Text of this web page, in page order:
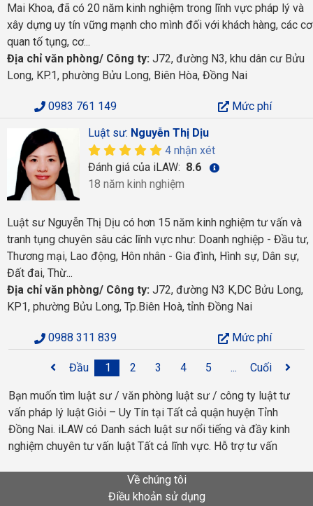
Mai Khoa, đã có 20 năm kinh nghiệm trong lĩnh vực pháp lý và
xây dựng uy tín vững mạnh cho mình đối với khách hàng, các cơ
quan tố tụng, cơ...
Địa chỉ văn phòng/ Công ty: J72, đường N3, khu dân cư Bửu
Long, KP.1, phường Bửu Long, Biên Hòa, Đồng Nai
0983 761 149
Mức phí
Luật sư: Nguyễn Thị Dịu
4 nhận xét
Đánh giá của iLAW: 8.6
18 năm kinh nghiệm
Luật sư Nguyễn Thị Dịu có hơn 15 năm kinh nghiệm tư vấn và
tranh tụng chuyên sâu các lĩnh vực như: Doanh nghiệp - Đầu tư,
Thương mại, Lao động, Hôn nhân - Gia đình, Hình sự, Dân sự,
Đất đai, Thừ...
Địa chỉ văn phòng/ Công ty: J72, đường N3 K,DC Bửu Long,
KP1, phường Bửu Long, Tp.Biên Hoà, tỉnh Đồng Nai
0988 311 839 Mức phí
Đầu 1 2 3 4 5 ... Cuối
Bạn muốn tìm luật sư / văn phòng luật sư / công ty luật tư
vấn pháp lý luật Giỏi – Uy Tín tại Tất cả quận huyện Tỉnh
Đồng Nai. iLAW có Danh sách luật sư nổi tiếng và đầy kinh
nghiệm chuyên tư vấn luật Tất cả lĩnh vực. Hỗ trợ tư vấn
Về chúng tôi
Điều khoản sử dụng